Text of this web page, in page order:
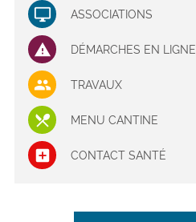
ASSOCIATIONS
DÉMARCHES EN LIGNE
TRAVAUX
MENU CANTINE
CONTACT SANTÉ